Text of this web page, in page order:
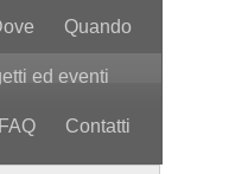
Quando
ed eventi
FAQ Contatti